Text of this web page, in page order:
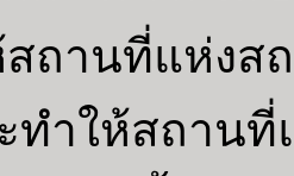
ถานที่แห่งส
ทำให้สถานที่